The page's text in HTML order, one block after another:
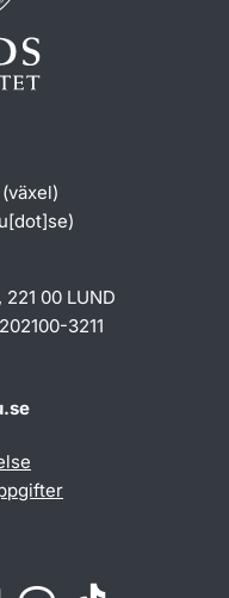
(växel)
00 LUND
3211